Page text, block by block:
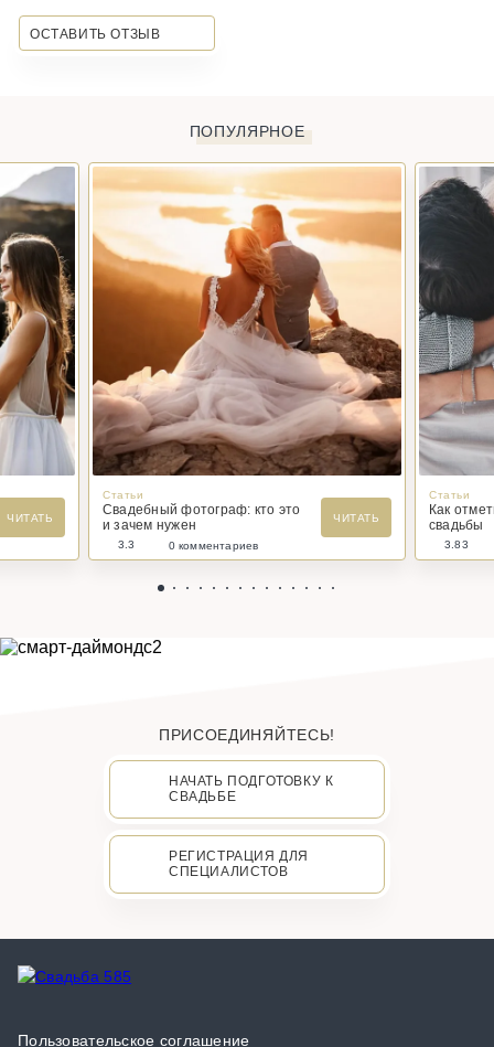
ОСТАВИТЬ ОТЗЫВ
ПОПУЛЯРНОЕ
ЧИТАТЬ
Статьи
Свадебный фотограф: кто это
и зачем нужен
ЧИТАТЬ
3.3 0 комментариев
Статьи
Как
свадьбы
3.83
ПРИСОЕДИНЯЙТЕСЬ!
НАЧАТЬ ПОДГОТОВКУ К
СВАДЬБЕ
РЕГИСТРАЦИЯ ДЛЯ
СПЕЦИАЛИСТОВ
Пользовательское соглашение